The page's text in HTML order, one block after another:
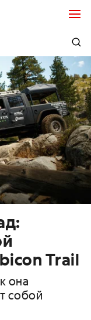
Trail
она
собой